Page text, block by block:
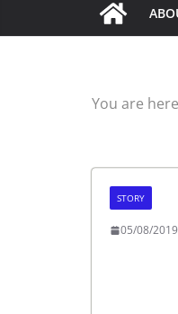
You are
STORY
05/08/2019